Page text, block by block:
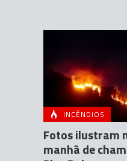
INCÊNDIOS
Fotos ilustram
manhã de